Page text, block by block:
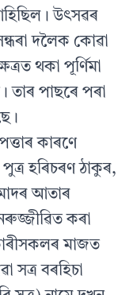
উৎসৱৰ
দলৈক কোৱা
থকা পূৰ্ণিমা
তাৰ পাছৰে পৰা
কাৰণে
হৰিচৰণ ঠাকুৰ,
আতাৰ
কৰা
মাজত
সত্ৰ বৰহিচা